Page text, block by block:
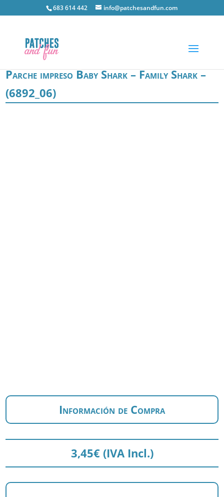
683 614 442 info@patchesandfun.com
Parche impreso Baby Shark – Family Shark –
(6892_06)
Información de Compra
3,45€ (IVA Incl.)